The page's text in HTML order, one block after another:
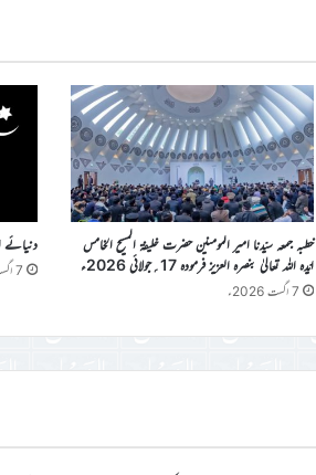
خطبہ جمعہ سیّدنا امیر المومنین حضرت خلیفۃ المسیح الخامس
ایّدہ اللہ تعالیٰ بنصرہ العزیز فرمودہ 17؍جولائی 2026ء
7 اگست 2026ء
دنیائے
7 اگست 2026ء